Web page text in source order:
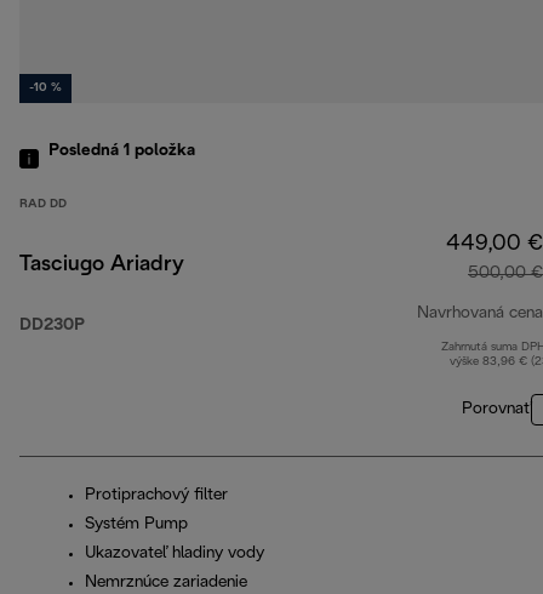
-10 %
Posledná 1 položka
RAD DD
Tasciugo Ariadry
DD230P
449,00 €
500,00 €
Navrhovaná cena
Zahrnutá suma
výške 83,96 €
Porovnať
Protiprachový filter
Systém Pump
Ukazovateľ hladiny vody
Nemrznúce zariadenie